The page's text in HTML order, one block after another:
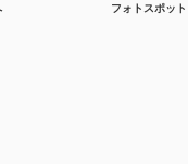
フォトスポット